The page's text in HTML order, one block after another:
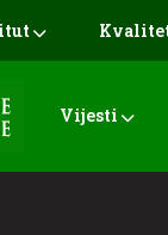
Vijesti